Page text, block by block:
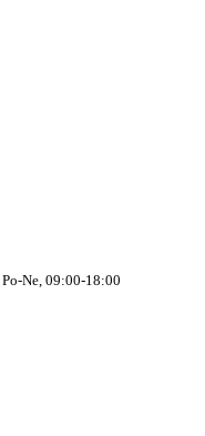
Ne, 09:00-18:00